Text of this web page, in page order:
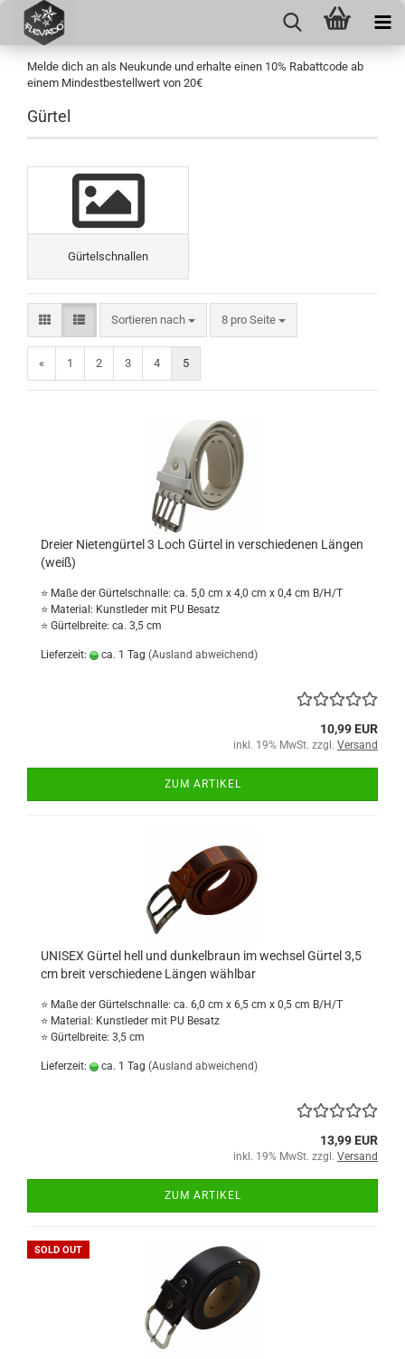
Melde dich an als Neukunde und erhalte einen 10% Rabattcode ab
einem Mindestbestellwert von 20€
Gürtel
Gürtelschnallen
Sortieren nach
Sortieren nach 8 pro Seite
pro Seite
« 1 2 3 4 5
Dreier Nietengürtel 3 Loch Gürtel in verschiedenen Längen
(weiß)
⭐ Maße der Gürtelschnalle: ca. 5,0 cm x 4,0 cm x 0,4 cm B/H/T
⭐ Material: Kunstleder mit PU Besatz
⭐ Gürtelbreite: ca. 3,5 cm
Lieferzeit: ca. 1 Tag (Ausland abweichend)
10,99 EUR
inkl. 19% MwSt. zzgl. Versand
ZUM ARTIKEL
UNISEX Gürtel hell und dunkelbraun im wechsel Gürtel 3,5
cm breit verschiedene Längen wählbar
⭐ Maße der Gürtelschnalle: ca. 6,0 cm x 6,5 cm x 0,5 cm B/H/T
⭐ Material: Kunstleder mit PU Besatz
⭐ Gürtelbreite: 3,5 cm
Lieferzeit: ca. 1 Tag (Ausland abweichend)
13,99 EUR
inkl. 19% MwSt. zzgl. Versand
ZUM ARTIKEL
SOLD OUT